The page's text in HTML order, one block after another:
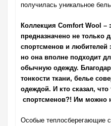
получилась уникальное
Коллекция Comfort Wool –
предназначено не только
спортсменов и любителей
но она вполне подходит
обычную одежду.
тонкости ткани, белье
одеждой. И кто сказал, что
спортсменов?! Им можно
Особые теплосберегающие